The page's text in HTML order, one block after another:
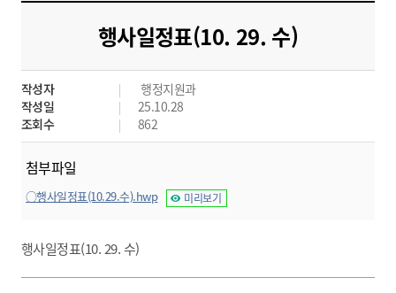
도
시
군
산
행사일정표(10. 29. 수)
작성자
행정지원과
작성일
25.10.28
조회수
862
첨부파일
○행사일정표(10.29.수).hwp 미리보기
행사일정표(10. 29. 수)